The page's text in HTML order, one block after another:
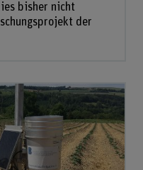
bisher nicht
der